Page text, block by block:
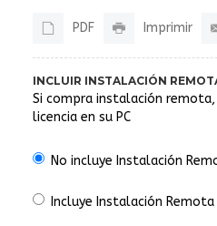
PDF Imprimir
INCLUIR INSTALACIÓN
Si compra instalación
licencia en su PC
No incluye Instalación
Incluye Instalación Remota